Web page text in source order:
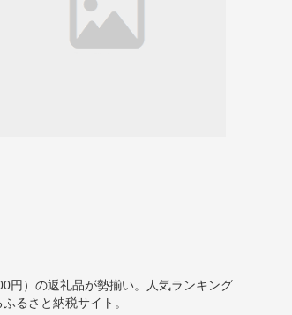
）の返礼品が勢揃い。人気ランキング
るさと納税サイト。